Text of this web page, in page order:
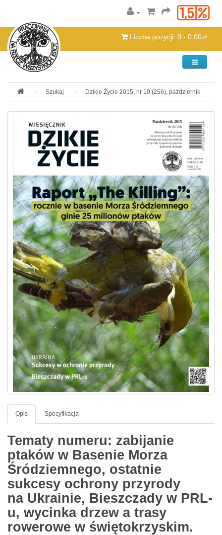
Liczba pozycji: 0 - 0,00zł
Kategorie
Szukaj Dzikie Życie 2015, nr 10 (256), październik
Opis Specyfikacja
Tematy numeru: zabijanie
ptaków w Basenie Morza
Śródziemnego, ostatnie
sukcesy ochrony przyrody
na Ukrainie, Bieszczady w PRL-
u, wycinka drzew a trasy
rowerowe w świętokrzyskim.